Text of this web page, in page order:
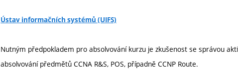
Ústav informačních systémů (UIFS)
Nutným předpokladem pro absolvování kurzu je zkušenost se správou
absolvování předmětů CCNA R&S, POS, případně CCNP Route.